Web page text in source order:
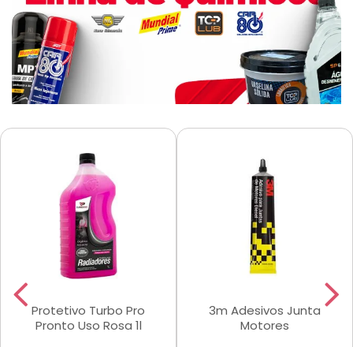
Protetivo Turbo Pro
Pronto Uso Rosa 1l
3m Adesivos Junta
Motores